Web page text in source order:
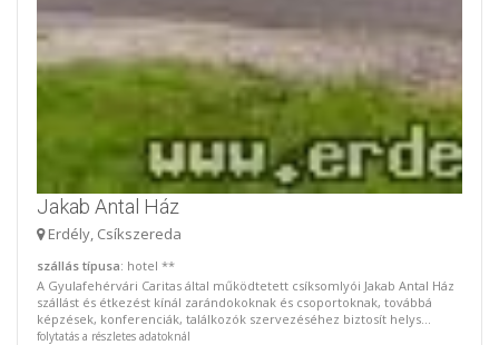
Jakab Antal Ház
Erdély, Csíkszereda
szállás típusa: hotel **
A Gyulafehérvári Caritas által működtetett csíksomlyói Jakab Antal Ház
szállást és étkezést kínál zarándokoknak és csoportoknak, továbbá
képzések, konferenciák, találkozók szervezéséhez biztosít helys...
folytatás a részletes adatoknál